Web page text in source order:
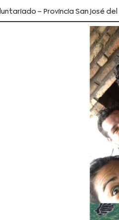
– Provincia San José del